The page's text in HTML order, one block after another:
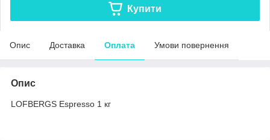
Купити
Опис Доставка Оплата Умови повернення
Опис
LOFBERGS Espresso 1 кг